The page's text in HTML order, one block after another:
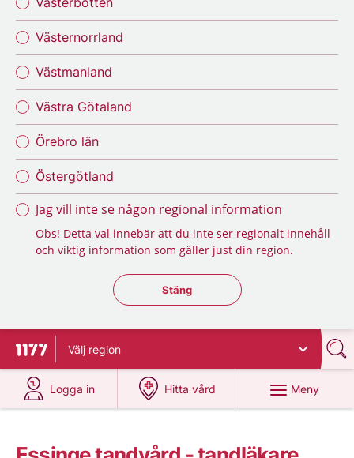
Västernorrland
Västmanland
Västra Götaland
Örebro län
Östergötland
Jag vill inte se någon regional information
Obs! Detta val innebär att du inte ser regionalt innehåll
och viktig information som gäller just din region.
Stäng regionsväljaren
Stäng
Till startsidan för 1177
Välj region
Logga in
på 1177.se
Hitta vård
på 1177.se
Meny